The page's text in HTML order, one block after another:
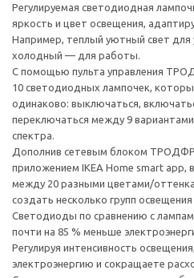
Регулируемая светодиодная
яркость и цвет освещения,
Например, теплый уютный свет для
холодный — для работы.
С помощью пульта управления
10 светодиодных лампочек,
одинаково: выключаться,
переключаться между 9
спектра.
Дополнив сетевым блоком
приложением IKEA Home smart app,
между 20 разными цветами/
создать несколько групп
Светодиоды по сравнению с
почти на 85 % меньше
Регулируя интенсивность
электроэнергию и сокращаете